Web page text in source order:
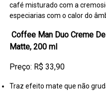
café misturado com a
especiarias com o calor do
Coffee Man Duo Creme
Matte, 200 ml
Preço: R$ 33,90
Traz efeito mate que não